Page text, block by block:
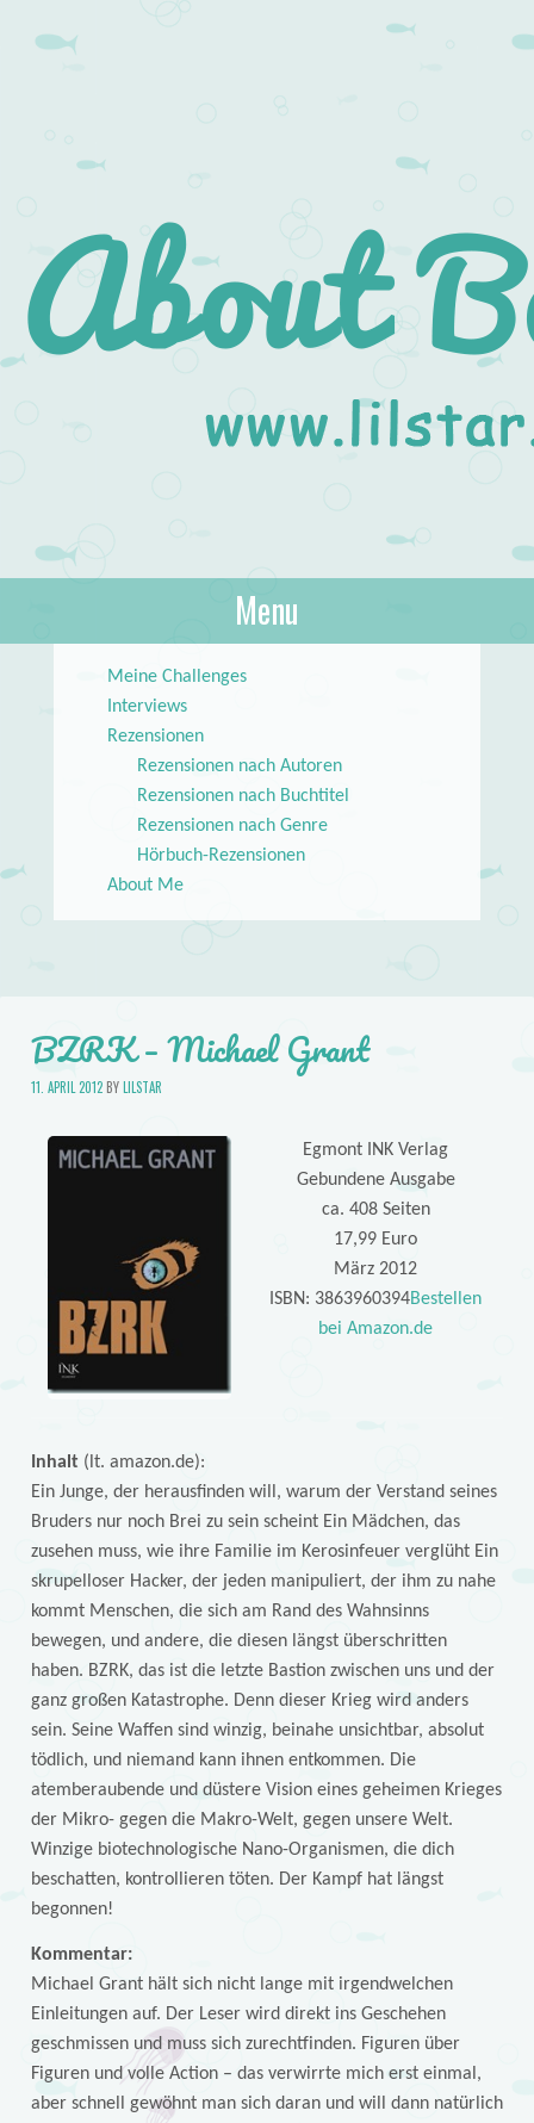
About Books
lilstar.de
Menu
Meine Challenges
Interviews
Rezensionen
Rezensionen nach Autoren
Rezensionen nach Buchtitel
Rezensionen nach Genre
Hörbuch-Rezensionen
About Me
BZRK – Michael Grant
11. APRIL 2012BYLILSTAR
Egmont INK Verlag
Gebundene Ausgabe
ca. 408 Seiten
17,99 Euro
März 2012
ISBN: 3863960394Bestellen
bei Amazon.de
Inhalt (lt. amazon.de):
Ein Junge, der herausfinden will, warum der Verstand seines
Bruders nur noch Brei zu sein scheint Ein Mädchen, das
zusehen muss, wie ihre Familie im Kerosinfeuer verglüht Ein
skrupelloser Hacker, der jeden manipuliert, der ihm zu nahe
kommt Menschen, die sich am Rand des Wahnsinns
bewegen, und andere, die diesen längst überschritten
haben. BZRK, das ist die letzte Bastion zwischen uns und der
ganz großen Katastrophe. Denn dieser Krieg wird anders
sein. Seine Waffen sind winzig, beinahe unsichtbar, absolut
tödlich, und niemand kann ihnen entkommen. Die
atemberaubende und düstere Vision eines geheimen Krieges
der Mikro- gegen die Makro-Welt, gegen unsere Welt.
Winzige biotechnologische Nano-Organismen, die dich
beschatten, kontrollieren töten. Der Kampf hat längst
begonnen!
Kommentar:
Michael Grant hält sich nicht lange mit irgendwelchen
Einleitungen auf. Der Leser wird direkt ins Geschehen
geschmissen und muss sich zurechtfinden. Figuren über
Figuren und volle Action – das verwirrte mich erst einmal,
aber schnell gewöhnt man sich daran und will dann natürlich